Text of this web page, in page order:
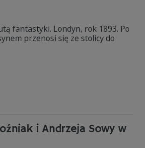
fantastyki. Londyn, rok 1893. Po
przenosi się ze stolicy do
i Andrzeja Sowy w